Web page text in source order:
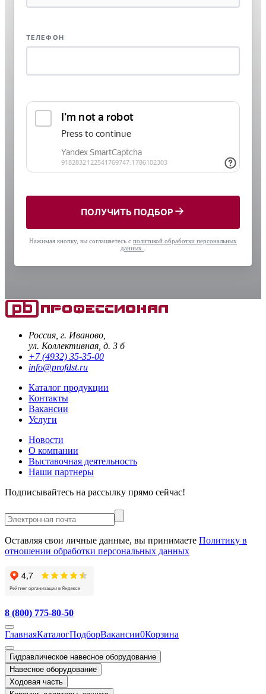
ТЕЛЕФОН
ПОЛУЧИТЬ ПОДБОР
Нажимая кнопку, вы соглашаетесь с политикой обработки персональных
данных
Россия, г. Иваново,
ул. Коллективная, д. 3 б
+7 (4932) 35-35-00
info@profdst.ru
Каталог продукции
Контакты
Вакансии
Услуги
Новости
О компании
Выставочная деятельность
Наши партнеры
Подписывайтесь на рассылку прямо сейчас!
Оставляя свои личные данные, вы принимаете Политику в
отношении обработки персональных данных
8 (800) 775-80-50
ГлавнаяКаталогПодборВакансии0Корзина
Гидравлическое навесное оборудование
Навесное оборудование
Ходовая часть